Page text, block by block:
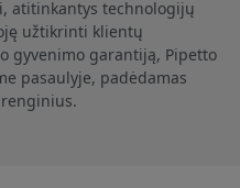
atitinkantys technologijų
užtikrinti klientų
gyvenimo garantiją, Pipetto
pasaulyje, padėdamas